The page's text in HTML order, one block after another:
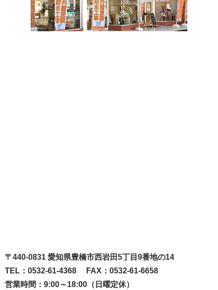
〒440-0831 愛知県豊橋市西岩田5丁目9番地の14
TEL：0532-61-4368 FAX：0532-61-6658
営業時間：9:00～18:00（日曜定休）